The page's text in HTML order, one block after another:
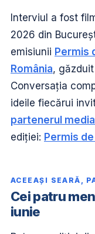
Interviul a fost
2026 din
emisiunii Permis
România,
Conversația
ideile fiecărui
partenerul
ediției: Permis
ACEEAȘI SEARĂ,
Cei patru
iunie